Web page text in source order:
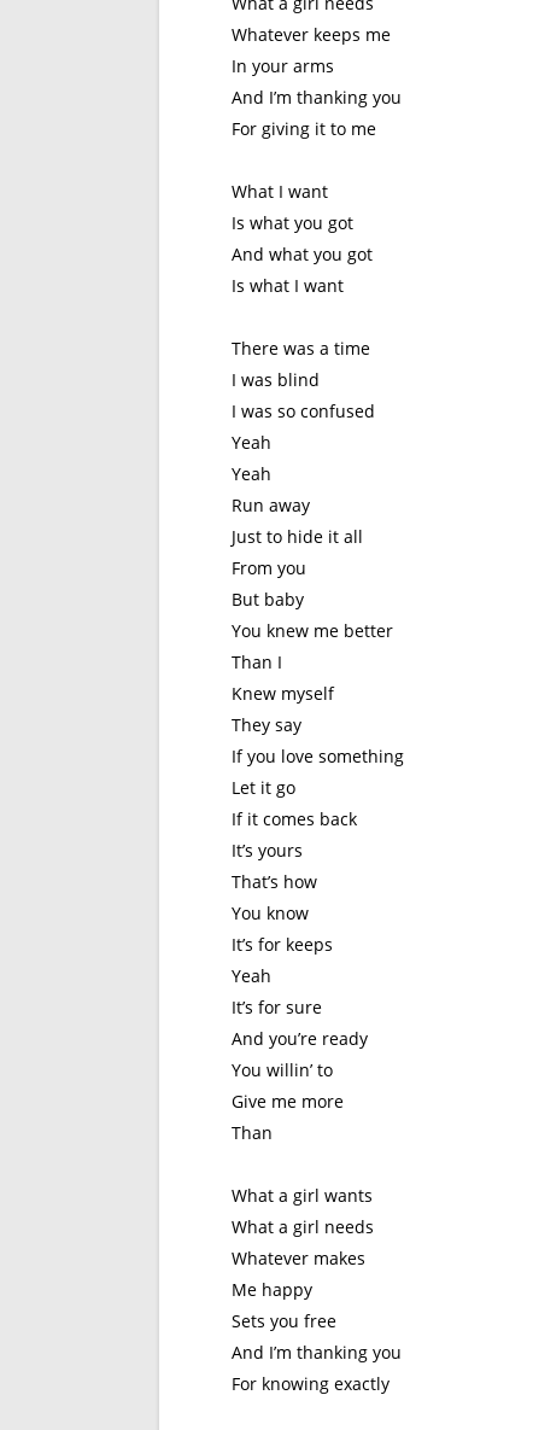
Whatever keeps me
In your arms
And I’m thanking you
For giving it to me
What I want
Is what you got
And what you got
Is what I want
There was a time
I was blind
I was so confused
Yeah
Yeah
Run away
Just to hide it all
From you
But baby
You knew me better
Than I
Knew myself
They say
If you love something
Let it go
If it comes back
It’s yours
That’s how
You know
It’s for keeps
Yeah
It’s for sure
And you’re ready
You willin’ to
Give me more
Than
What a girl wants
What a girl needs
Whatever makes
Me happy
Sets you free
And I’m thanking you
For knowing exactly